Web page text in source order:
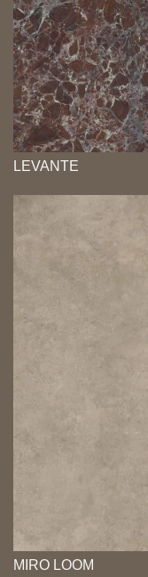
LEVANTE
MIRO LOOM